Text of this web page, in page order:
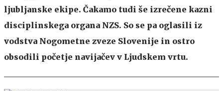
ljubljanske ekipe. Čakamo tudi še izrečene kazni
disciplinskega organa NZS. So se pa oglasili iz
vodstva Nogometne zveze Slovenije in ostro
obsodili početje navijačev v Ljudskem vrtu.